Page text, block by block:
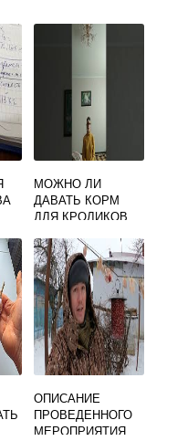
МОЖНО ЛИ
ДАВАТЬ КОРМ
ДЛЯ КРОЛИКОВ
СВИНКАМ
ОПИСАНИЕ
ПРОВЕДЕННОГО
МЕРОПРИЯТИЯ